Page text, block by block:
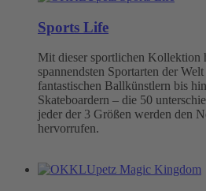
Sports Life
Mit dieser sportlichen Kollektion
spannendsten Sportarten der
fantastischen Ballkünstlern bis
Skateboardern – die 50
jeder der 3 Größen werden den
hervorrufen.